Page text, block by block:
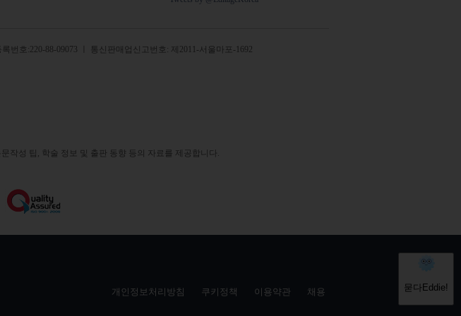
록번호:220-88-09073 ㅣ 통신판매업신고번호: 제2011-서울마포-1692
작성 팁, 학술 정보 및 출판 동향 등의 자료를 제공합니다.
개인정보처리방침 쿠키정책 이용약관 채용